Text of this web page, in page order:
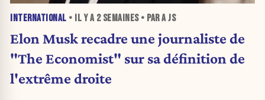
INTERNATIONAL • IL Y A 2 SEMAINES• PAR A JS
Elon Musk recadre une journaliste de
"The Economist" sur sa définition de
l'extrême droite